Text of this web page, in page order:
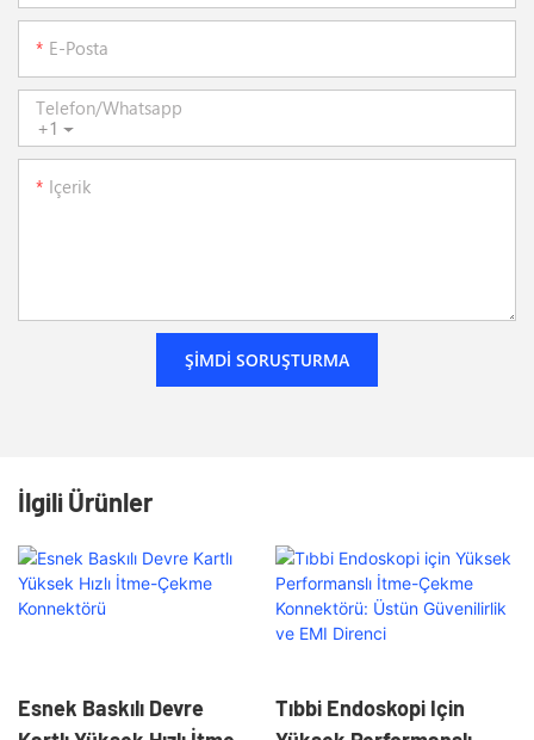
E-Posta
+1
Telefon/whatsapp
Içerik
ŞIMDI SORUŞTURMA
İlgili Ürünler
Esnek Baskılı Devre
Tıbbi Endoskopi Için